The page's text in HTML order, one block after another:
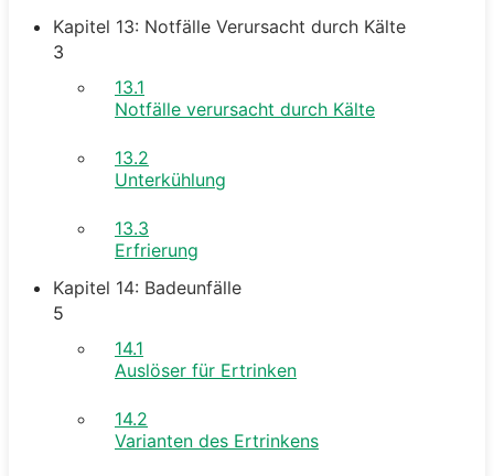
Kapitel 13: Notfälle Verursacht durch Kälte
3
13.1
Notfälle verursacht durch Kälte
13.2
Unterkühlung
13.3
Erfrierung
Kapitel 14: Badeunfälle
5
14.1
Auslöser für Ertrinken
14.2
Varianten des Ertrinkens